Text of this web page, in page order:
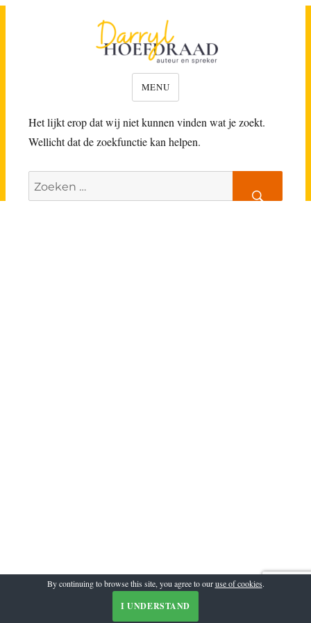
Darryl Hoefdraad
MENU
Het lijkt erop dat wij niet kunnen vinden wat je zoekt.
Wellicht dat de zoekfunctie kan helpen.
Zoeken
naar:
By continuing to browse this site, you agree to ouruse of cookies.
I UNDERSTAND